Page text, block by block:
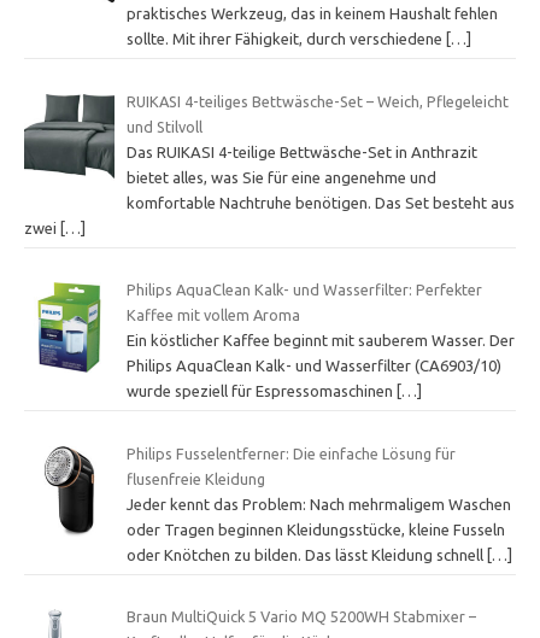
praktisches Werkzeug, das in keinem Haushalt fehlen
sollte. Mit ihrer Fähigkeit, durch verschiedene
[…]
RUIKASI 4-teiliges Bettwäsche-Set – Weich, Pflegeleicht
und Stilvoll
Das RUIKASI 4-teilige Bettwäsche-Set in Anthrazit
bietet alles, was Sie für eine angenehme und
komfortable Nachtruhe benötigen. Das Set besteht aus
zwei
[…]
Philips AquaClean Kalk- und Wasserfilter: Perfekter
Kaffee mit vollem Aroma
Ein köstlicher Kaffee beginnt mit sauberem Wasser. Der
Philips AquaClean Kalk- und Wasserfilter (CA6903/10)
wurde speziell für Espressomaschinen
[…]
Philips Fusselentferner: Die einfache Lösung für
flusenfreie Kleidung
Jeder kennt das Problem: Nach mehrmaligem Waschen
oder Tragen beginnen Kleidungsstücke, kleine Fusseln
oder Knötchen zu bilden. Das lässt Kleidung schnell […]
Braun MultiQuick 5 Vario MQ 5200WH Stabmixer –